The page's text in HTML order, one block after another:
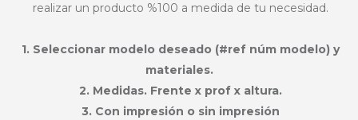
realizar un producto %100 a medida de tu necesidad.
1. Seleccionar modelo deseado (#ref núm modelo) y
materiales.
2. Medidas. Frente x prof x altura.
3. Con impresión o sin impresión